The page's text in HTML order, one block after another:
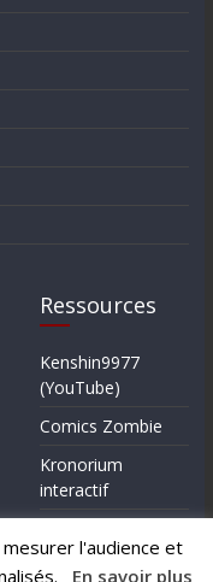
l'audience et
En savoir plus
Ressources
Kenshin9977
(YouTube)
Comics Zombie
Kronorium
interactif